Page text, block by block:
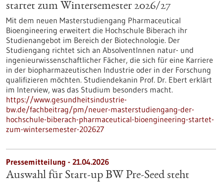
startet zum Wintersemester 2026/27
Mit dem neuen Masterstudiengang Pharmaceutical
Bioengineering erweitert die Hochschule Biberach ihr
Studienangebot im Bereich der Biotechnologie. Der
Studiengang richtet sich an AbsolventInnen natur- und
ingenieurwissenschaftlicher Fächer, die sich für eine Karriere
in der biopharmazeutischen Industrie oder in der Forschung
qualifizieren möchten. Studiendekanin Prof. Dr. Ebert erklärt
im Interview, was das Studium besonders macht.
https://www.gesundheitsindustrie-
bw.de/fachbeitrag/pm/neuer-masterstudiengang-der-
hochschule-biberach-pharmaceutical-bioengineering-startet-
zum-wintersemester-202627
Pressemitteilung - 21.04.2026
Auswahl für Start-up BW Pre-Seed steht